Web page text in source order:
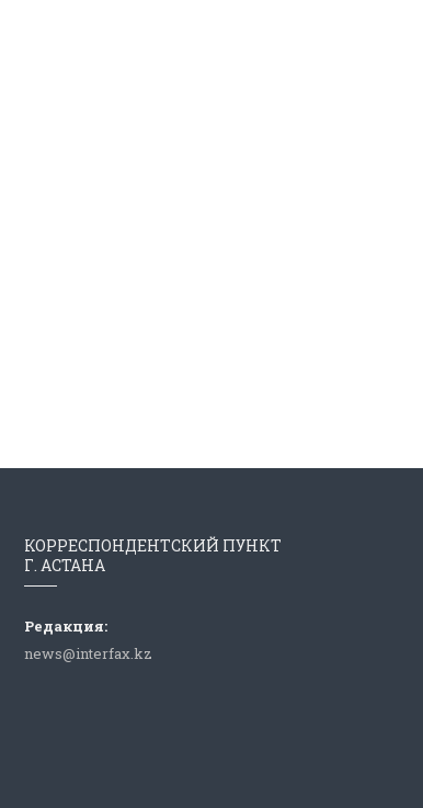
КОРРЕСПОНДЕНТСКИЙ ПУНКТ
Г. АСТАНА
Редакция:
news@interfax.kz